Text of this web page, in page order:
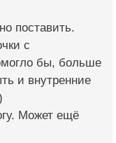
поставить.
с
бы, больше
и внутренние
Может ещё